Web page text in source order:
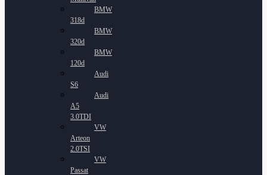
BMW
318d
BMW
320d
BMW
120d
Audi
S6
Audi
A5
3.0TDI
VW
Arteon
2.0TSI
VW
Passat